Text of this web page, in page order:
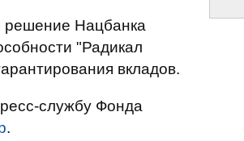
Нацбанка
"Радикал
вкладов.
службу Фонда
.